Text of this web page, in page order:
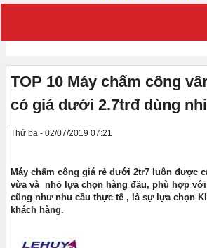
TOP 10 Máy chấm công
có giá dưới 2.7trđ dùng
Thứ ba - 02/07/2019 07:21
Máy chấm công giá rẻ dưới 2tr7 luôn được
vừa và nhỏ lựa chọn hàng đầu, phù hợp
cũng như nhu cầu thực tế , là sự lựa chọn
khách hàng.